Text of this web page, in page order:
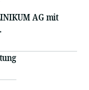
AG mit